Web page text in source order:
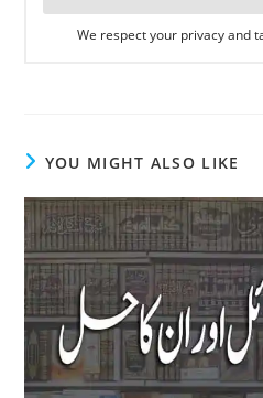
We respect your privacy and
YOU MIGHT ALSO LIKE